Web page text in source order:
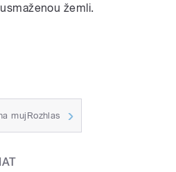
žemli.
mujRozhlas